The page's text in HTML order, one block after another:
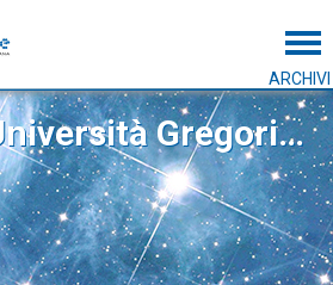
ARCHIVI
Pontificia Università Gregoriana